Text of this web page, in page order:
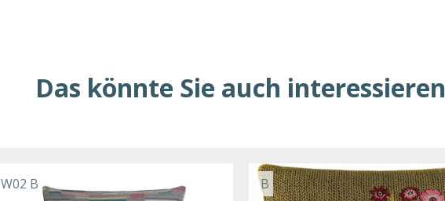
Das könnte Sie auch interessieren
W02 B B